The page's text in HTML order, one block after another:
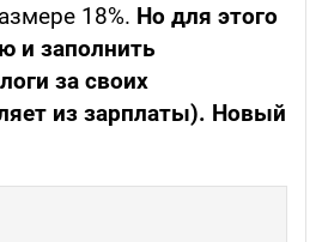
18%. Но для этого
и заполнить
за своих
из зарплаты). Новый